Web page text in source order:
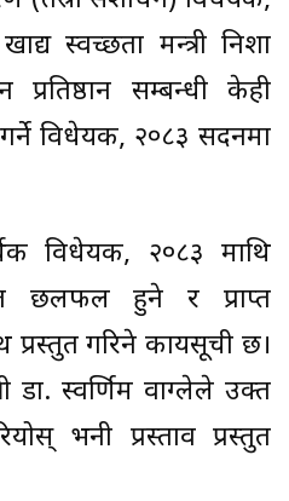
स्वच्छता मन्त्री निशा
प्रतिष्ठान सम्बन्धी केही
विधेयक, २०८३ सदनमा
विधेयक, २०८३ माथि
छलफल हुने र प्राप्त
प्रस्तुत गरिने कार्यसूची छ।
डा. स्वर्णिम वाग्लेले उक्त
भनी प्रस्ताव प्रस्तुत